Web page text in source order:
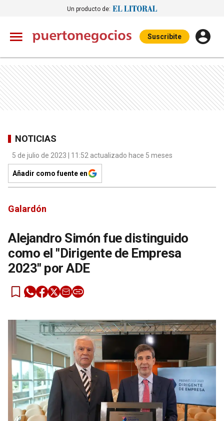
Un producto de:
Suscribite
NOTICIAS
5 de julio de 2023 | 11:52 actualizado hace 5 meses
Añadir como fuente en
Galardón
Alejandro Simón fue distinguido
como el "Dirigente de Empresa
2023" por ADE